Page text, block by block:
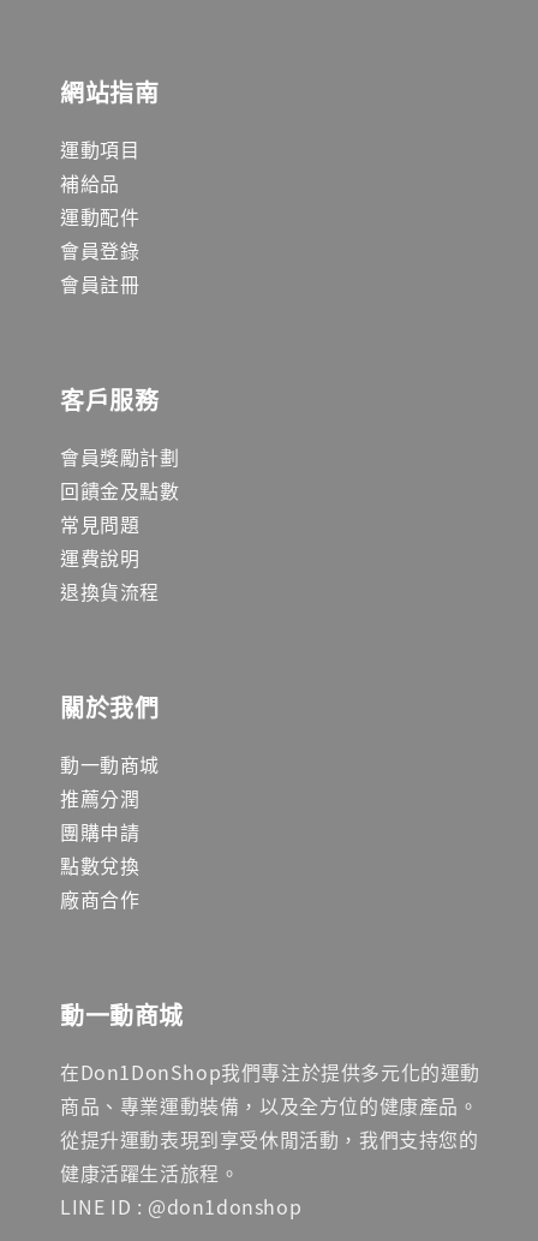
網站指南
運動項目
補給品
運動配件
會員登錄
會員註冊
客戶服務
會員獎勵計劃
回饋金及點數
常見問題
運費說明
退換貨流程
關於我們
動一動商城
推薦分潤
團購申請
點數兌換
廠商合作
動一動商城
在Don1DonShop我們專注於提供多元化的運動
商品、專業運動裝備，以及全方位的健康產品。
從提升運動表現到享受休閒活動，我們支持您的
健康活躍生活旅程。
LINE ID : @don1donshop